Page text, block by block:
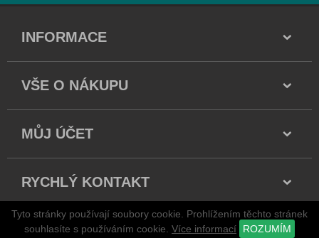
INFORMACE
VŠE O NÁKUPU
MŮJ ÚČET
RYCHLÝ KONTAKT
Tyto stránky používají soubory cookie. Prohlížením těchto stránek
souhlasíte s používáním cookie. Více informací ROZUMÍM
Copyright 2026 všechna práva vyhrazena
stránky jsou vytvářeny a spravovány publikačním systémem adSYSTEM.